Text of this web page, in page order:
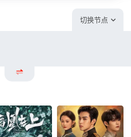
切换节点